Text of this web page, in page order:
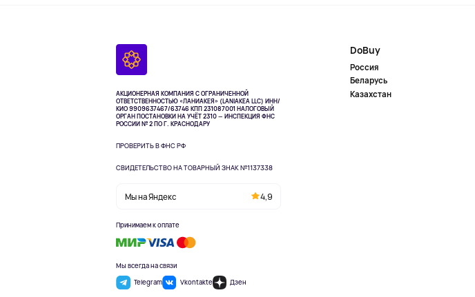
АКЦИОНЕРНАЯ КОМПАНИЯ С ОГРАНИЧЕННОЙ
ОТВЕТСТВЕННОСТЬЮ «ЛАНИАКЕЯ» (LANIAKEA LLC) ИНН/
КИО 9909637467/63746 КПП 231087001НАЛОГОВЫЙ
ОРГАН ПОСТАНОВКИ НА УЧЁТ 2310 — ИНСПЕКЦИЯ ФНС
РОССИИ № 2 ПО Г. КРАСНОДАРУ
ПРОВЕРИТЬ В ФНС РФ
СВИДЕТЕЛЬСТВО НА ТОВАРНЫЙ ЗНАК №1137338
Мы на Яндекс 4,9
Принимаем к оплате
Мы всегда на связи
Telegram
Vkontakte Дзен
DoBuy
Россия
Беларусь
Казахстан